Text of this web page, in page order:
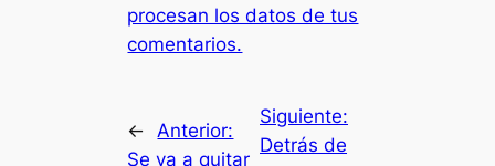
procesan los datos de tus
comentarios.
←
Anterior:
Se va a quitar
Siguiente:
Detrás de